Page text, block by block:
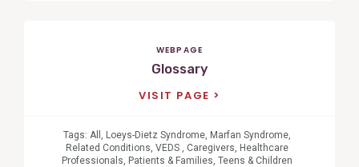
WEBPAGE
Glossary
VISIT PAGE
Tags: All Loeys-Dietz Syndrome, Marfan Syndrome,
Related Conditions VEDS Caregivers Healthcare
Professionals Patients & Families Teens & Children